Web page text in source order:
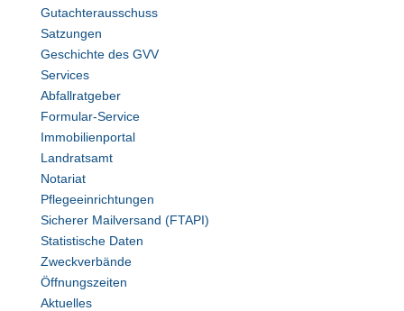
Gutachterausschuss
Satzungen
Geschichte des GVV
Services
Abfallratgeber
Formular-Service
Immobilienportal
Landratsamt
Notariat
Pflegeeinrichtungen
Sicherer Mailversand (FTAPI)
Statistische Daten
Zweckverbände
Öffnungszeiten
Aktuelles